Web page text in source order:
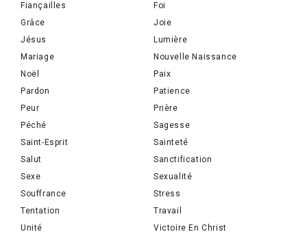
Fiançailles
Foi
Grâce
Joie
Jésus
Lumière
Mariage
Nouvelle Naissance
Noël
Paix
Pardon
Patience
Peur
Prière
Péché
Sagesse
Saint-Esprit
Sainteté
Salut
Sanctification
Sexe
Sexualité
Souffrance
Stress
Tentation
Travail
Unité
Victoire En Christ